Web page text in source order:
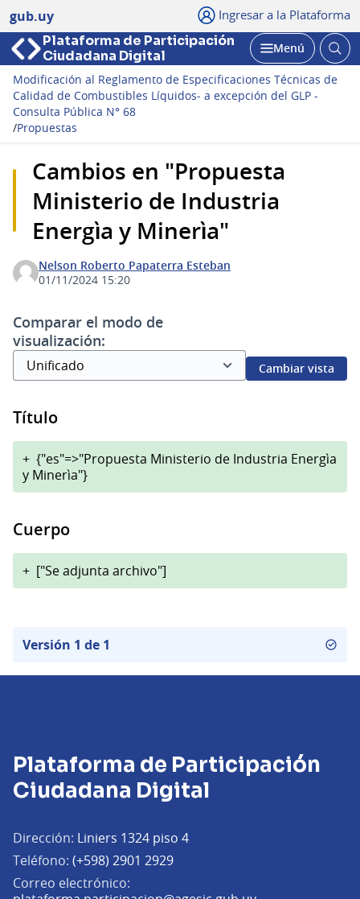
gub.uy Ingresar a la Plataforma
Plataforma de Participación
Ciudadana Digital
Abrir
Menú
Modificación al Reglamento de Especificaciones Técnicas de
Calidad de Combustibles Líquidos- a excepción del GLP -
Consulta Pública N° 68
/Propuestas
Cambios en "Propuesta
Ministerio de Industria
Energìa y Minerìa"
Nelson Roberto Papaterra Esteban
01/11/2024 15:20
Comparar el modo de
visualización:
Cambiar vista
Título
+ {"es"=>"Propuesta Ministerio de Industria Energìa
y Minerìa"}
Cuerpo
+ ["Se adjunta archivo"]
Versión 1 de 1
Plataforma de Participación
Ciudadana Digital
Dirección: Liniers 1324 piso 4
Teléfono: (+598) 2901 2929
Correo electrónico: